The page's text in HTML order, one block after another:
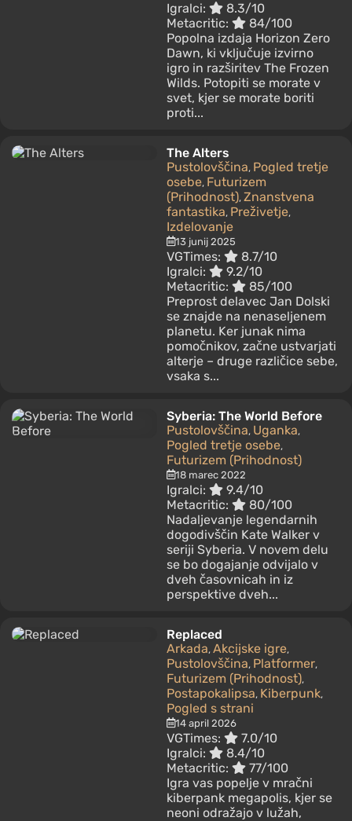
Igralci:
8.3/10
Metacritic:
84/100
Popolna izdaja Horizon Zero
Dawn, ki vključuje izvirno
igro in razširitev The Frozen
Wilds. Potopiti se morate v
svet, kjer se morate boriti
proti...
The Alters
Pustolovščina, Pogled tretje
osebe, Futurizem
(Prihodnost), Znanstvena
fantastika, Preživetje,
Izdelovanje
13 junij 2025
VGTimes:
8.7/10
Igralci:
9.2/10
Metacritic:
85/100
Preprost delavec Jan Dolski
se znajde na nenaseljenem
planetu. Ker junak nima
pomočnikov, začne ustvarjati
alterje – druge različice sebe,
vsaka s...
Syberia: The World Before
Pustolovščina, Uganka,
Pogled tretje osebe,
Futurizem (Prihodnost)
18 marec 2022
Igralci:
9.4/10
Metacritic:
80/100
Nadaljevanje legendarnih
dogodivščin Kate Walker v
seriji Syberia. V novem delu
se bo dogajanje odvijalo v
dveh časovnicah in iz
perspektive dveh...
Replaced
Arkada, Akcijske igre,
Pustolovščina, Platformer,
Futurizem (Prihodnost),
Postapokalipsa, Kiberpunk,
Pogled s strani
14 april 2026
VGTimes:
7.0/10
Igralci:
8.4/10
Metacritic:
77/100
Igra vas popelje v mračni
kiberpank megapolis, kjer se
neoni odražajo v lužah,